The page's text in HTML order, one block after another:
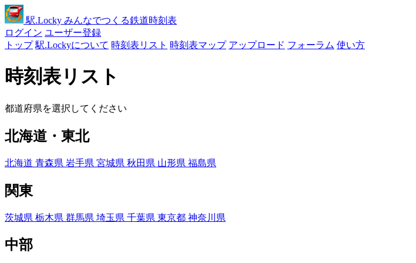
駅.Locky みんなでつくる鉄道時刻表
ログイン ユーザー登録
トップ 駅.Lockyについて 時刻表リスト 時刻表マップ アップロード フォーラム 使い方
時刻表リスト
都道府県を選択してください
北海道・東北
北海道 青森県 岩手県 宮城県 秋田県 山形県 福島県
関東
茨城県 栃木県 群馬県 埼玉県 千葉県 東京都 神奈川県
中部